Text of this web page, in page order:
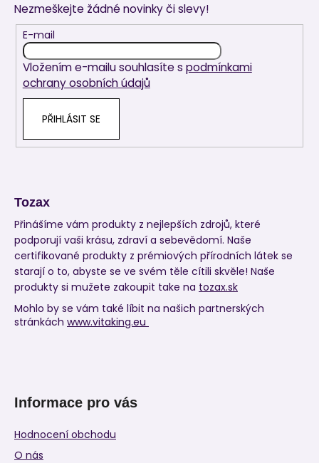
Nezmeškejte žádné novinky či slevy!
E-mail
Vložením e-mailu souhlasíte s podmínkami
ochrany osobních údajů
PŘIHLÁSIT SE
Tozax
Přinášíme vám produkty z nejlepších zdrojů, které
podporují vaši krásu, zdraví a sebevědomí. Naše
certifikované produkty z prémiových přírodních látek se
starají o to, abyste se ve svém těle cítili skvěle! Naše
produkty si mužete zakoupit take na tozax.sk
Mohlo by se vám také líbit na našich partnerských
stránkách www.vitaking.eu
Informace pro vás
Hodnocení obchodu
O nás